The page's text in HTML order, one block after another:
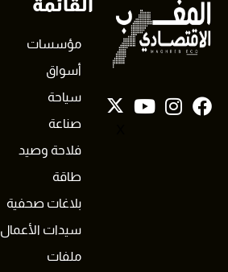
القائمة
مؤسسات
أسواق
سياحة
صناعة
فلاحة وصيد
طاقة
بلاغات صحفية
سيدات الأعمال
ملفات